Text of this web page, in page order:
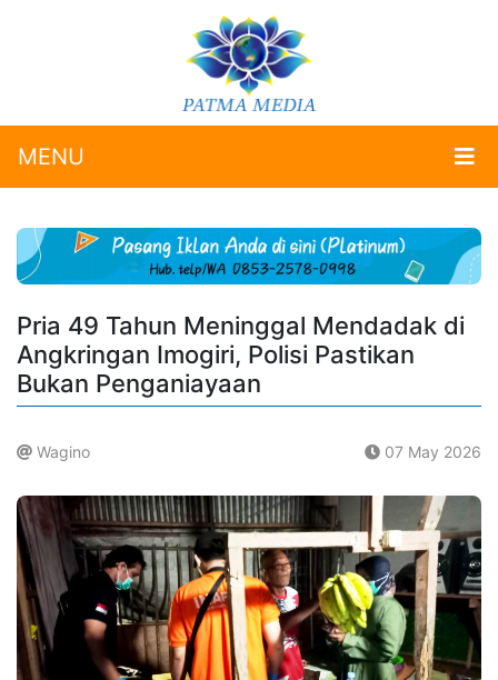
MENU
Pria 49 Tahun Meninggal Mendadak di
Angkringan Imogiri, Polisi Pastikan
Bukan Penganiayaan
Wagino 07 May 2026